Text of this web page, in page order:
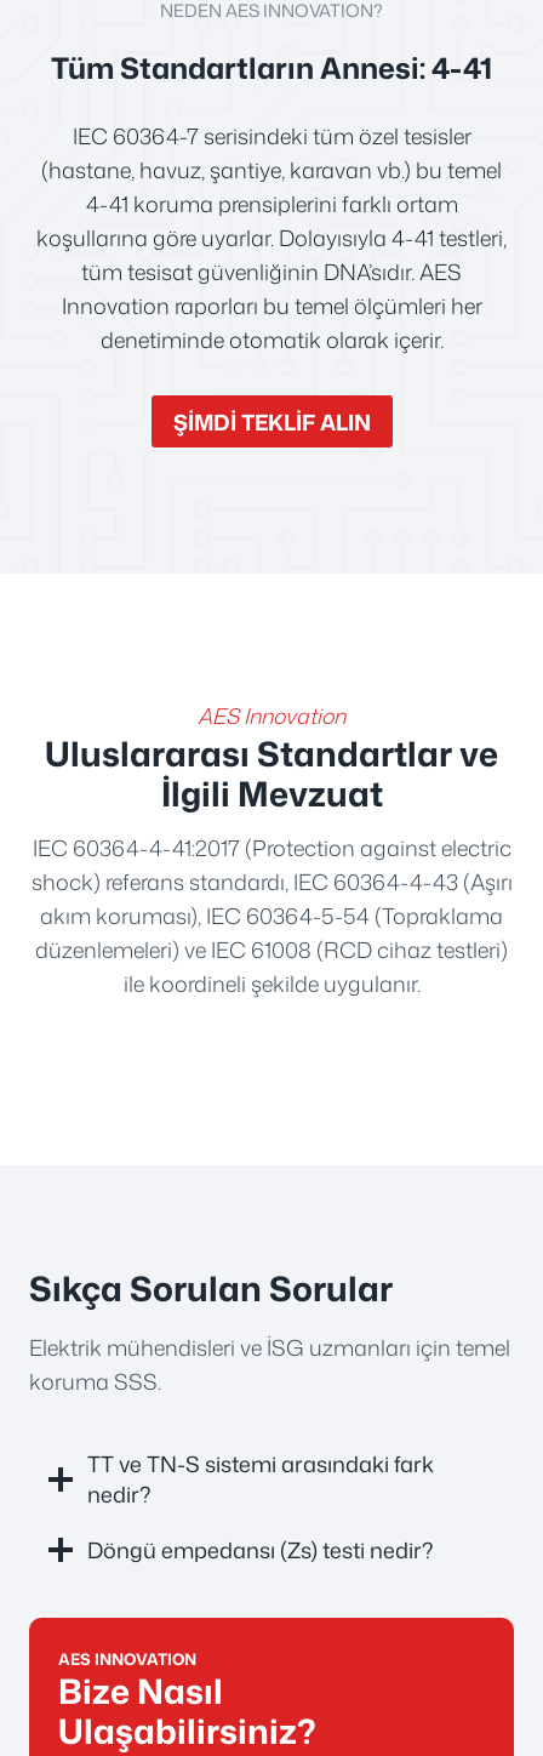
NEDEN AES INNOVATION?
Tüm Standartların Annesi: 4-41
IEC 60364-7 serisindeki tüm özel tesisler
(hastane, havuz, şantiye, karavan vb.) bu temel
4-41 koruma prensiplerini farklı ortam
koşullarına göre uyarlar. Dolayısıyla 4-41 testleri,
tüm tesisat güvenliğinin DNA’sıdır. AES
Innovation raporları bu temel ölçümleri her
denetiminde otomatik olarak içerir.
ŞİMDİ TEKLİF ALIN
AES Innovation
Uluslararası Standartlar ve
İlgili Mevzuat
IEC 60364-4-41:2017 (Protection against electric
shock) referans standardı, IEC 60364-4-43 (Aşırı
akım koruması), IEC 60364-5-54 (Topraklama
düzenlemeleri) ve IEC 61008 (RCD cihaz testleri)
ile koordineli şekilde uygulanır.
Sıkça Sorulan Sorular
Elektrik mühendisleri ve İSG uzmanları için temel
koruma SSS.
TT ve TN-S sistemi arasındaki fark
nedir?
Döngü empedansı (Zs) testi nedir?
AES INNOVATION
Bize Nasıl
Ulaşabilirsiniz?